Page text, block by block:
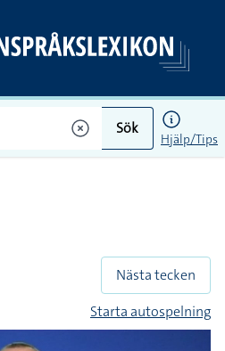
Sök
Hjälp/Tips
Nästa tecken
Starta autospelning